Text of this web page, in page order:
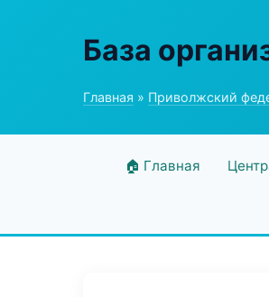
База
Главная » Приволжский
🏠 Главная